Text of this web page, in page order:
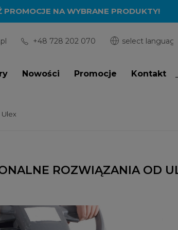
PROMOCJE NA WYBRANE PRODUKTY!
+48 728 202 070
Nowości Promocje Kontakt
ROZWIĄZANIA OD